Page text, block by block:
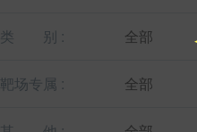
类 别 : 全部
靶场专属 : 全部